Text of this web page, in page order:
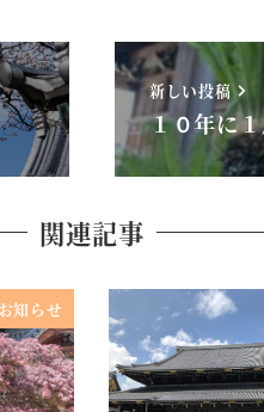
新しい投稿
１０年に
関連記事
お知らせ